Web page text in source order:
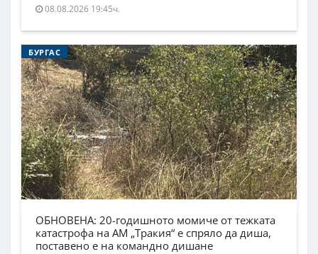
08.08.2026 19:45ч.
БУРГАС
ОБНОВЕНА: 20-годишното момиче от тежката
катастрофа на АМ „Тракия“ е спряло да диша,
поставено е на командно дишане